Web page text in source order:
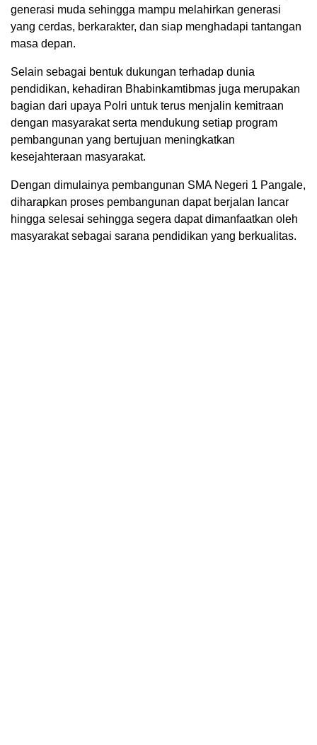
generasi muda sehingga mampu melahirkan generasi
yang cerdas, berkarakter, dan siap menghadapi tantangan
masa depan.
Selain sebagai bentuk dukungan terhadap dunia
pendidikan, kehadiran Bhabinkamtibmas juga merupakan
bagian dari upaya Polri untuk terus menjalin kemitraan
dengan masyarakat serta mendukung setiap program
pembangunan yang bertujuan meningkatkan
kesejahteraan masyarakat.
Dengan dimulainya pembangunan SMA Negeri 1 Pangale,
diharapkan proses pembangunan dapat berjalan lancar
hingga selesai sehingga segera dapat dimanfaatkan oleh
masyarakat sebagai sarana pendidikan yang berkualitas.